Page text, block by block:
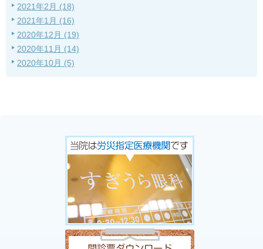
2021年2月 (18)
2021年1月 (16)
2020年12月 (19)
2020年11月 (14)
2020年10月 (5)